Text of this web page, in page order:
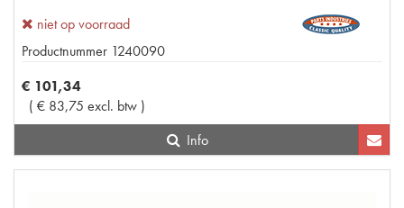
niet op voorraad
Productnummer 1240090
€ 101,34
( € 83,75 excl. btw )
Info